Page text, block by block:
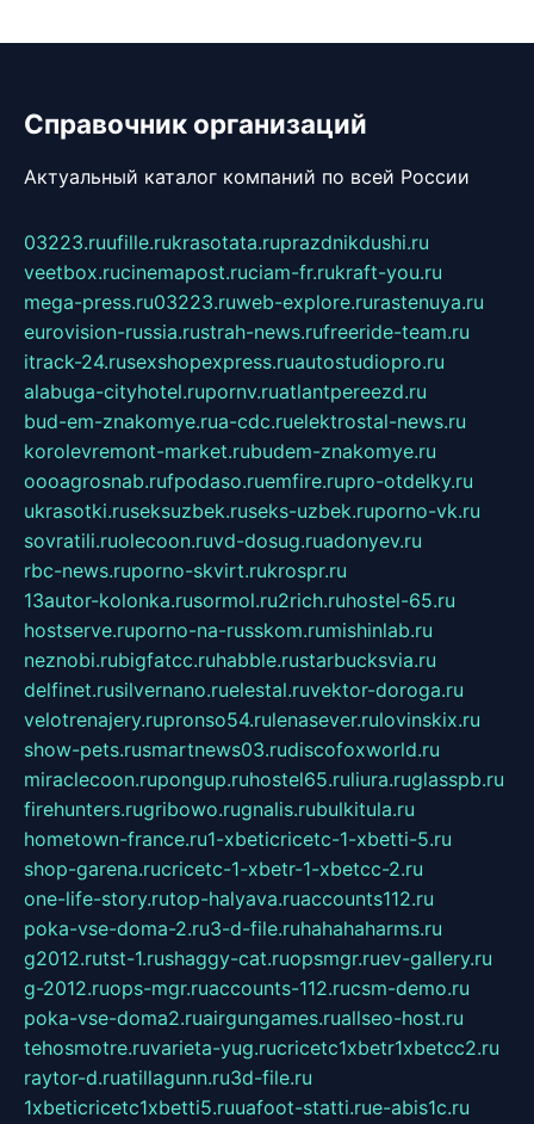
Справочник организаций
Актуальный каталог компаний по всей России
03223.ruufille.rukrasotata.ruprazdnikdushi.ru
veetbox.rucinemapost.ruciam-fr.rukraft-you.ru
mega-press.ru03223.ruweb-explore.rurastenuya.ru
eurovision-russia.rustrah-news.rufreeride-team.ru
itrack-24.rusexshopexpress.ruautostudiopro.ru
alabuga-cityhotel.rupornv.ruatlantpereezd.ru
bud-em-znakomye.rua-cdc.ruelektrostal-news.ru
korolevremont-market.rubudem-znakomye.ru
oooagrosnab.rufpodaso.ruemfire.rupro-otdelky.ru
ukrasotki.ruseksuzbek.ruseks-uzbek.ruporno-vk.ru
sovratili.ruolecoon.ruvd-dosug.ruadonyev.ru
rbc-news.ruporno-skvirt.rukrospr.ru
13autor-kolonka.rusormol.ru2rich.ruhostel-65.ru
hostserve.ruporno-na-russkom.rumishinlab.ru
neznobi.rubigfatcc.ruhabble.rustarbucksvia.ru
delfinet.rusilvernano.ruelestal.ruvektor-doroga.ru
velotrenajery.rupronso54.rulenasever.rulovinskix.ru
show-pets.rusmartnews03.rudiscofoxworld.ru
miraclecoon.rupongup.ruhostel65.ruliura.ruglasspb.ru
firehunters.rugribowo.rugnalis.rubulkitula.ru
hometown-france.ru1-xbeticricetc-1-xbetti-5.ru
shop-garena.rucricetc-1-xbetr-1-xbetcc-2.ru
one-life-story.rutop-halyava.ruaccounts112.ru
poka-vse-doma-2.ru3-d-file.ruhahahaharms.ru
g2012.rutst-1.rushaggy-cat.ruopsmgr.ruev-gallery.ru
g-2012.ruops-mgr.ruaccounts-112.rucsm-demo.ru
poka-vse-doma2.ruairgungames.ruallseo-host.ru
tehosmotre.ruvarieta-yug.rucricetc1xbetr1xbetcc2.ru
raytor-d.ruatillagunn.ru3d-file.ru
1xbeticricetc1xbetti5.ruuafoot-statti.rue-abis1c.ru